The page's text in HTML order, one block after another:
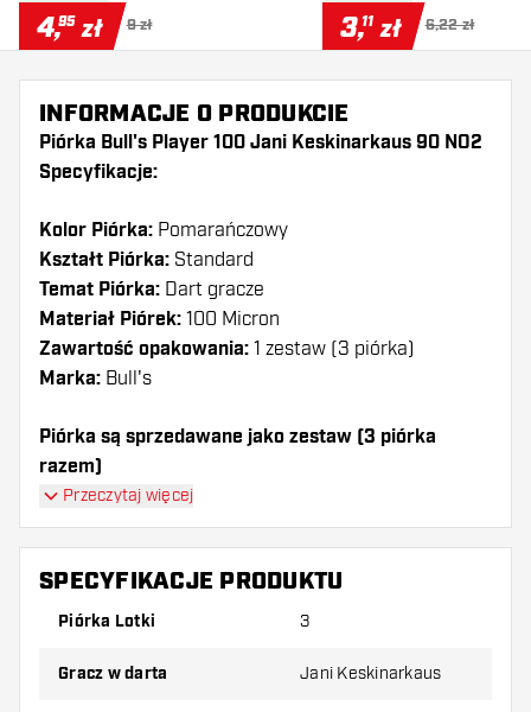
4,95 zł 9 zł 3,11 zł 6,22 zł
INFORMACJE O PRODUKCIE
Piórka Bull's Player 100 Jani Keskinarkaus 90 NO2
Specyfikacje:
Kolor Piórka: Pomarańczowy
Kształt Piórka: Standard
Temat Piórka: Dart gracze
Materiał Piórek: 100 Micron
Zawartość opakowania: 1 zestaw (3 piórka)
Marka: Bull's
Piórka są sprzedawane jako zestaw (3 piórka
razem)
Dartshopper tip!
Upewnij się, że masz pod ręką dużo piórek i
złamane w wyniku użytkowania.
Przeczytaj więcej
SPECYFIKACJE PRODUKTU
Piórka Lotki 3
Gracz w darta Jani Keskinarkaus